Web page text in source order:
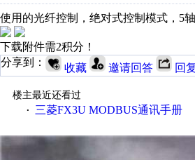
使用的光纤控制，绝对式控制模式，5轴
下载附件需2积分！
分享到：
收藏 邀请回答 回
楼主最近还看过
·
三菱FX3U MODBUS通讯手册